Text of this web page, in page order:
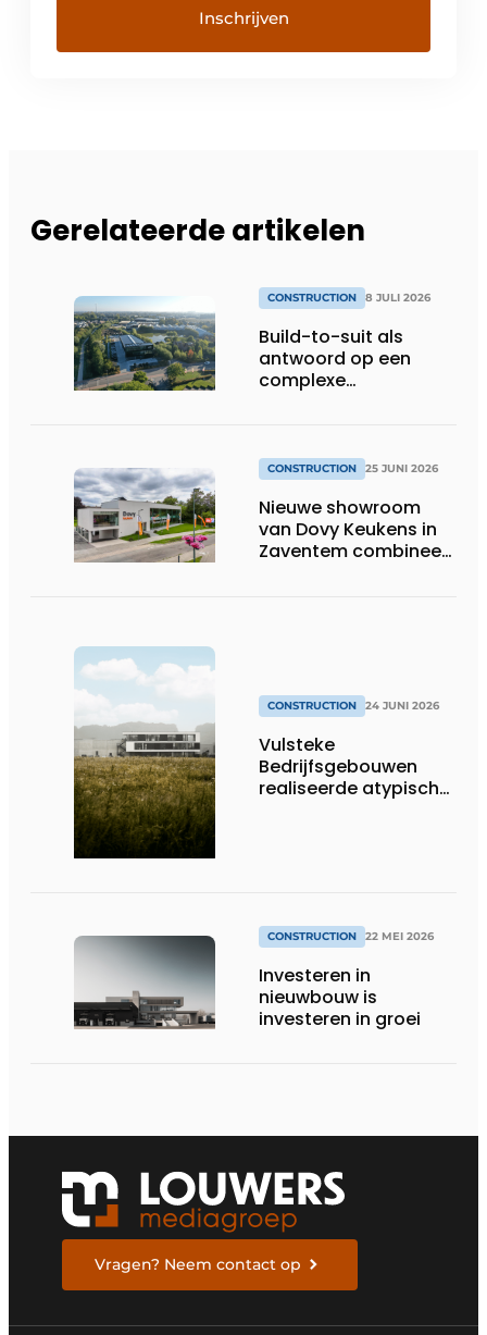
Gerelateerde artikelen
CONSTRUCTION 8 JULI 2026
Build-to-suit als
antwoord op een
complexe
CONSTRUCTION 25 JUNI 2026
Nieuwe showroom
van Dovy Keukens in
Zaventem combineert
CONSTRUCTION 24 JUNI 2026
Vulsteke
Bedrijfsgebouwen
realiseerde atypisch
CONSTRUCTION 22 MEI 2026
Investeren in
nieuwbouw is
investeren in groei
Vragen? Neem contact op